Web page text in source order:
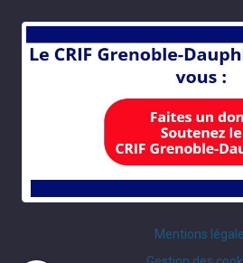
Mentions